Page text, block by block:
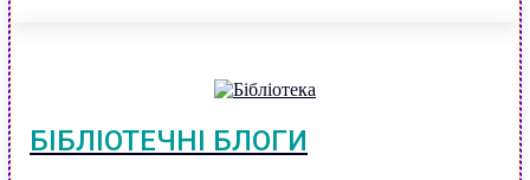
БІБЛІОТЕЧНІ БЛОГИ